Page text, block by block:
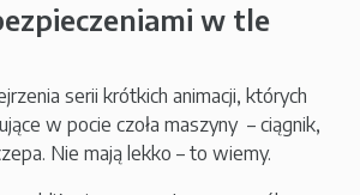
w tle
serii krótkich animacji, których
w pocie czoła maszyny – ciągnik,
Nie mają lekko – to wiemy.